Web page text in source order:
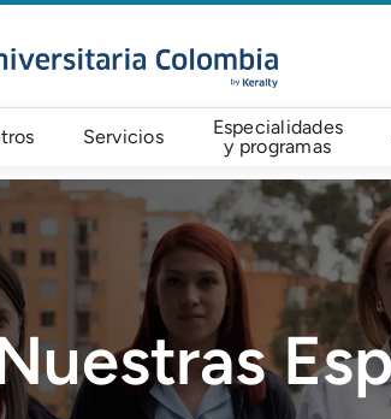
Servicios
Especialidades
y programas